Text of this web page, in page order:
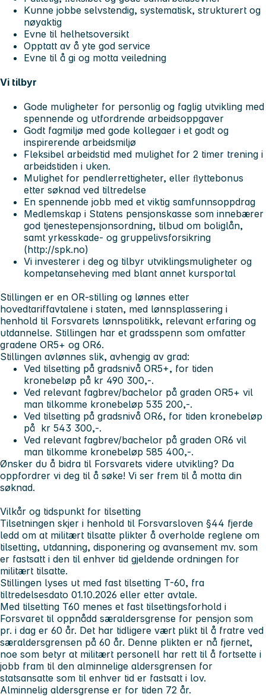
Kunne jobbe selvstendig, systematisk, strukturert og
nøyaktig
Evne til helhetsoversikt
Opptatt av å yte god service
Evne til å gi og motta veiledning
Vi tilbyr
Gode muligheter for personlig og faglig utvikling med
spennende og utfordrende arbeidsoppgaver
Godt fagmiljø med gode kollegaer i et godt og
inspirerende arbeidsmiljø
Fleksibel arbeidstid med mulighet for 2 timer trening i
arbeidstiden i uken.
Mulighet for pendlerrettigheter, eller ﬂyttebonus
etter søknad ved tiltredelse
En spennende jobb med et viktig samfunnsoppdrag
Medlemskap i Statens pensjonskasse som innebærer
god tjenestepensjonsordning, tilbud om boliglån,
samt yrkesskade- og gruppelivsforsikring
(http://spk.no)
Vi investerer i deg og tilbyr utviklingsmuligheter og
kompetanseheving med blant annet kursportal
Stillingen er en OR-stilling og lønnes etter
hovedtariffavtalene i staten, med lønnsplassering i
henhold til Forsvarets lønnspolitikk, relevant erfaring og
utdannelse. Stillingen har et gradsspenn som omfatter
gradene OR5+ og OR6.
Stillingen avlønnes slik, avhengig av grad:
Ved tilsetting på gradsnivå OR5+, for tiden
kronebeløp på kr 490 300,-.
Ved relevant fagbrev/bachelor på graden OR5+ vil
man tilkomme kronebeløp 535 200,-.
Ved tilsetting på gradsnivå OR6, for tiden kronebeløp
på kr 543 300,-.
Ved relevant fagbrev/bachelor på graden OR6 vil
man tilkomme kronebeløp 585 400,-.
Ønsker du å bidra til Forsvarets videre utvikling? Da
oppfordrer vi deg til å søke! Vi ser frem til å motta din
søknad.
Vilkår og tidspunkt for tilsetting
Tilsetningen skjer i henhold til Forsvarsloven §44 fjerde
ledd om at militært tilsatte plikter å overholde reglene om
tilsetting, utdanning, disponering og avansement mv. som
er fastsatt i den til enhver tid gjeldende ordningen for
militært tilsatte.
Stillingen lyses ut med fast tilsetting T-60, fra
tiltredelsesdato 01.10.2026 eller etter avtale.
Med tilsetting T60 menes et fast tilsettingsforhold i
Forsvaret til oppnådd særaldersgrense for pensjon som
pr. i dag er 60 år. Det har tidligere vært plikt til å fratre ved
særaldersgrensen på 60 år. Denne plikten er nå fjernet,
noe som betyr at militært personell har rett til å fortsette i
jobb fram til den alminnelige aldersgrensen for
statsansatte som til enhver tid er fastsatt i lov.
Alminnelig aldersgrense er for tiden 72 år.